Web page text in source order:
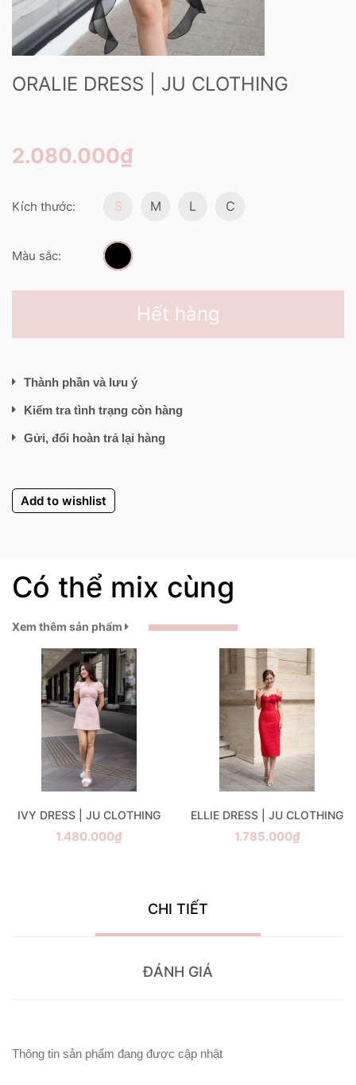
ORALIE DRESS | JU CLOTHING
2.080.000₫
Kích thước: S M L C
Màu sắc:
Hết hàng
Thành phần và lưu ý
Kiểm tra tình trạng còn hàng
Gửi, đổi hoàn trả lại hàng
Add to wishlist
Có thể mix cùng
Xem thêm sản phẩm
IVY DRESS | JU CLOTHING
1.480.000₫
ELLIE DRESS | JU CLOTHING
1.785.000₫
CHI TIẾT
ĐÁNH GIÁ
Thông tin sản phẩm đang được cập nhật